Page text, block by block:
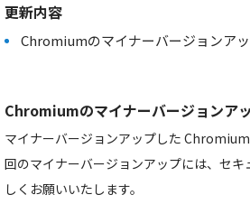
更新内容
Chromiumのマイナーバージョンアッ
Chromiumのマイナーバージョンア
マイナーバージョンアップした
回のマイナーバージョンアップには、セ
しくお願いいたします。